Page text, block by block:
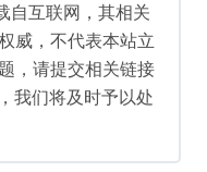
自互联网，其相关
威，不代表本站立
，请提交相关链接
我们将及时予以处